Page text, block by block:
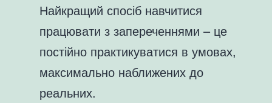
Найкращий спосіб навчитися
працювати з запереченнями – це
постійно практикуватися в умовах,
максимально наближених до
реальних.